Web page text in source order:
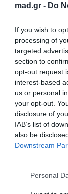
mad.gr - Do
If you wish to
processing of
targeted
section to
opt-out request
interest-based
us or personal
your opt-out.
disclosure of
IAB’s list of
also be
Downstream
Personal
Υπάρχουν
the World», η
Richie, που
παγκόσμια
από τους
και